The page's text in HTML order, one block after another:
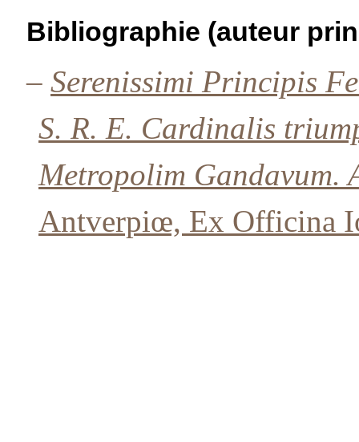
Bibliographie (auteur
– Serenissimi Principis
S. R. E. Cardinalis
Metropolim Gandavum.
Antverpiœ, Ex Officina